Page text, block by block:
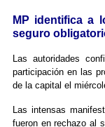
MP identifica a
seguro
Las autoridades
participación en las
de la capital el
Las intensas
fueron en rechazo al